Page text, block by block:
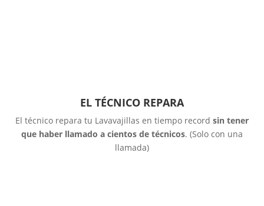
EL TÉCNICO REPARA
El técnico repara tu Lavavajillas en tiempo record sin tener
que haber llamado a cientos de técnicos. (Solo con una
llamada)